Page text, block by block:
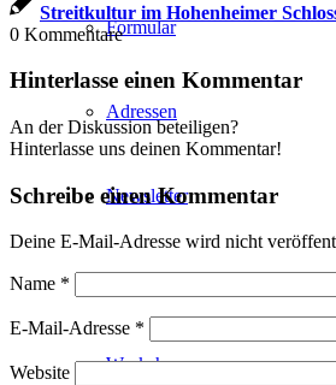
Formular
Adressen
Newsletter
Presse
Workshops
Streitkultur im Hohenheimer
0 Kommentare
Hinterlasse einen Kommentar
An der Diskussion beteiligen?
Hinterlasse uns deinen Kommentar!
Schreibe einen Kommentar
Deine E-Mail-Adresse wird nicht
Name *
E-Mail-Adresse *
Website